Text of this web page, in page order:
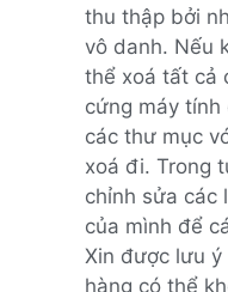
thu thập bởi
vô danh. Nếu
thể xoá tất cả
cứng máy tính
các thư mục
xoá đi. Trong
chỉnh sửa các
của mình để
Xin được lưu ý
hàng có thể